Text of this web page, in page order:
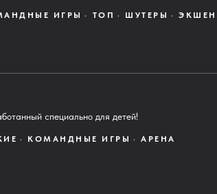
ИГРЫ ТОП ШУТЕРЫ ЭКШЕН
специально для детей!
КОМАНДНЫЕ ИГРЫ АРЕНА